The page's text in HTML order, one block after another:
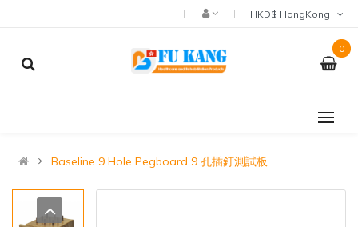
0
Baseline 9 Hole Pegboard 9 孔插釘測試板